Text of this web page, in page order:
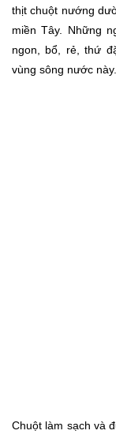
thịt chuột nướng
miền Tây. Những
ngon, bổ, rẻ, thứ
vùng sông nước này.
Chuột làm sạch và